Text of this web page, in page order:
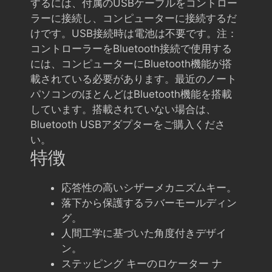
するには、付属のUSBケーブルをコントロー
ラーに接続し、コンピューターに接続するだ
けです。USB接続時は電池は不要です。注：
コントローラーをBluetooth接続で使用する
には、コンピューターにBluetooth機能が搭
載されている必要があります。最近のノート
パソコンのほとんどはBluetooth機能を搭載
しています。搭載されていない場合は、
Bluetooth USBアダプターをご購入くださ
い。
特徴
応答性の高いシザーメカニズムキー。
落下から保護するラバーモールディン
グ。
人間工学に基づいた角度付きデザイ
ン。
ステッピング キーのロケーター ナ